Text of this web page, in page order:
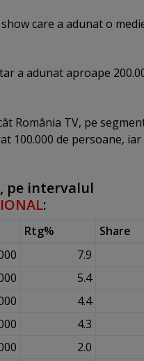
care a adunat o
a adunat aproape
România TV, pe
100.000 de persoane, iar
pe intervalul
:
Rtg%
Share
7.9
5.4
4.4
4.3
2.0